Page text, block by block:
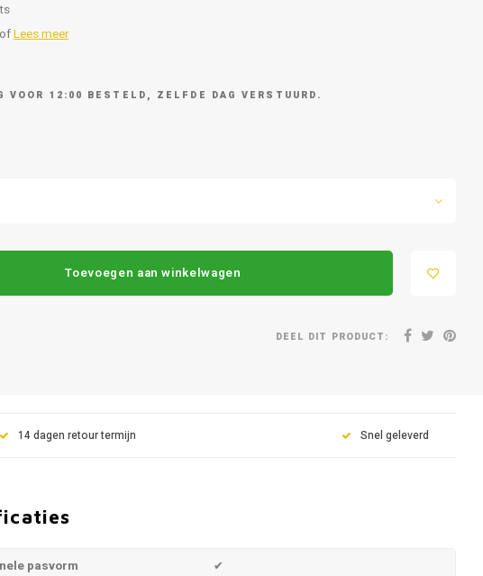
Lees meer
VOOR 12:00 BESTELD, ZELFDE DAG VERSTUURD.
Toevoegen aan winkelwagen
DEEL DIT PRODUCT:
14 dagen retour termijn Snel geleverd
pasvorm
✔